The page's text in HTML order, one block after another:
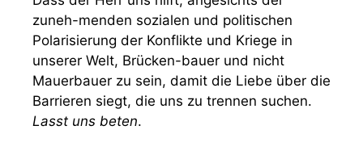
zuneh-menden sozialen und politischen
Polarisierung der Konflikte und Kriege in
unserer Welt, Brücken-bauer und nicht
Mauerbauer zu sein, damit die Liebe über die
Barrieren siegt, die uns zu trennen suchen.
Lasst uns beten.